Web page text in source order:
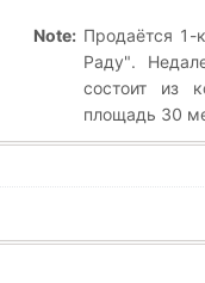
Note: Продаётся 1-
Раду".
состоит из
площадь 30